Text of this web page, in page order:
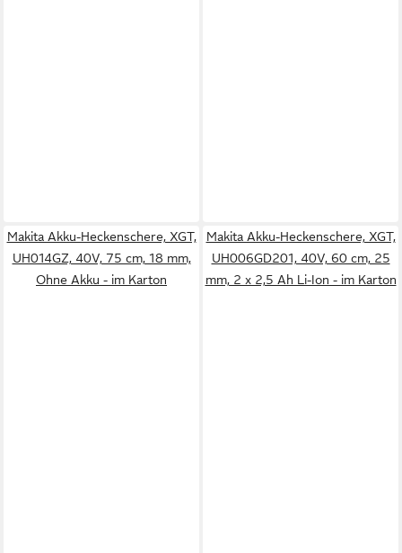
Makita Akku-Heckenschere, XGT,
UH014GZ, 40V, 75 cm, 18 mm,
Ohne Akku - im Karton
Makita Akku-Heckenschere, XGT,
UH006GD201, 40V, 60 cm, 25
mm, 2 x 2,5 Ah Li-Ion - im Karton